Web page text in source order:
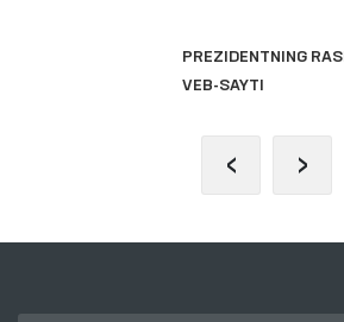
PREZIDENTNING
VEB-SAYTI
‹ ›